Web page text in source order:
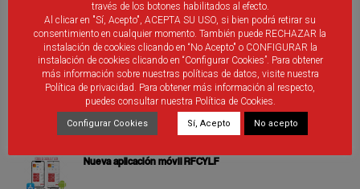
identificadointroducir un comentario.
ÚLTIMAS PUBLICACIONES
Nueva aplicación móvil RFCYLF
través de los botones habilitados al efecto.
Al clicar en "Sí, Acepto", ACEPTA SU USO, si bien podrá retirar su
consentimiento en cualquier momento. También puede RECHAZAR la
instalación de cookies clicando en “No Acepto" o CONFIGURAR la
instalación de cookies clicando en “Configurar Cookies”. Para obtener
más información sobre nuestras políticas de datos, visite nuestra
Política de privacidad. Para obtener más información al respecto,
puedes consultar nuestra Política de Cookies.
Configurar Cookies Sí, Acepto No acepto